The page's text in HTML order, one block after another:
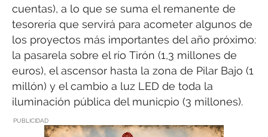
cuentas), a lo que se suma el remanente de
tesorería que servirá para acometer algunos de
los proyectos más importantes del año próximo:
la pasarela sobre el río Tirón (1,3 millones de
euros), el ascensor hasta la zona de Pilar Bajo (1
millón) y el cambio a luz LED de toda la
iluminación pública del municpio (3 millones).
PUBLICIDAD